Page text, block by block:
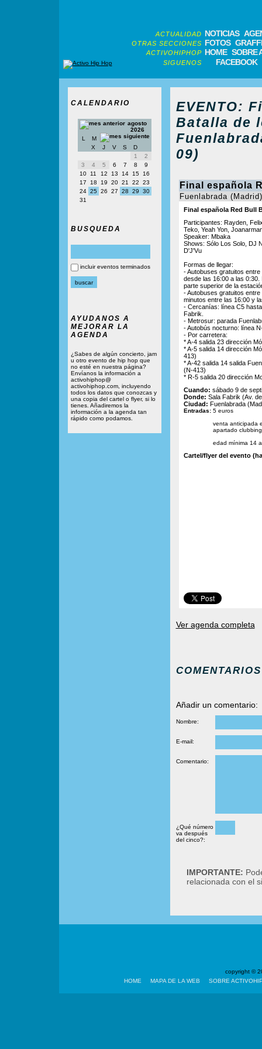
ACTUALIDAD NOTICIAS
OTRAS SECCIONES FOTOS
ACTIVOHIPHOP HOME SOBRE
SIGUENOS FACEBOOK
CALENDARIO
agosto
2026
L
M
X
J V S
D
1
2
3
4 5 6 7 8
9
10
11 12 13 14 15
16
17
18 19 20 21 22
23
24 25 26 27 28 29
30
31
BUSQUEDA
incluir eventos terminados
AYUDANOS A
MEJORAR LA
AGENDA
¿Sabes de algún concierto, jam
u otro evento de hip hop que
no esté en nuestra página?
Envíanos la información a
activohiphop@
activohiphop.com, incluyendo
todos los datos que conozcas y
una copia del cartel o flyer, si lo
tienes. Añadiremos la
información a la agenda tan
rápido como podamos.
EVENTO:
Batalla de
09)
Final española
Fuenlabrada (Madrid)
Final española Red Bull
Participantes: Rayden,
Teko, Yeah Yon,
Speaker: Mbaka
Shows: Sólo Los Solo, DJ
D'J'Vu
Formas de llegar:
- Autobuses gratuitos
desde las 16:00 a las
parte superior de la
- Autobuses gratuitos
minutos entre las 16:00 y
- Cercanías: línea C5
Fabrik.
- Metrosur: parada
- Autobús nocturno: línea
- Por carretera:
* A-4 salida 23 dirección
* A-5 salida 14 dirección
413)
* A-42 salida 14 salida
(N-413)
* R-5 salida 20 dirección
Cuando: sábado 9 de
Donde: Sala Fabrik (Av.
Ciudad: Fuenlabrada
Entradas: 5 euros
venta anticipada
apartado
edad mínima 14
Cartel/flyer del evento
Ver agenda completa
COMENTARIOS
Añadir un comentario:
Nombre:
E-mail:
Comentario:
¿Qué número
va después
del cinco?:
IMPORTANTE:
relacionada con el
copyright ©
HOME
MAPA DE LA WEB SOBRE